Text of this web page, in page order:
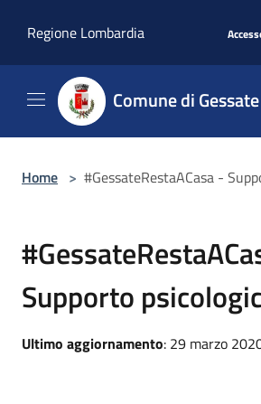
Regione Lombardia
Comune di Gessate
Home > #GessateRestaACasa -
Supporto
Ultimo aggiornamento: 29 marzo